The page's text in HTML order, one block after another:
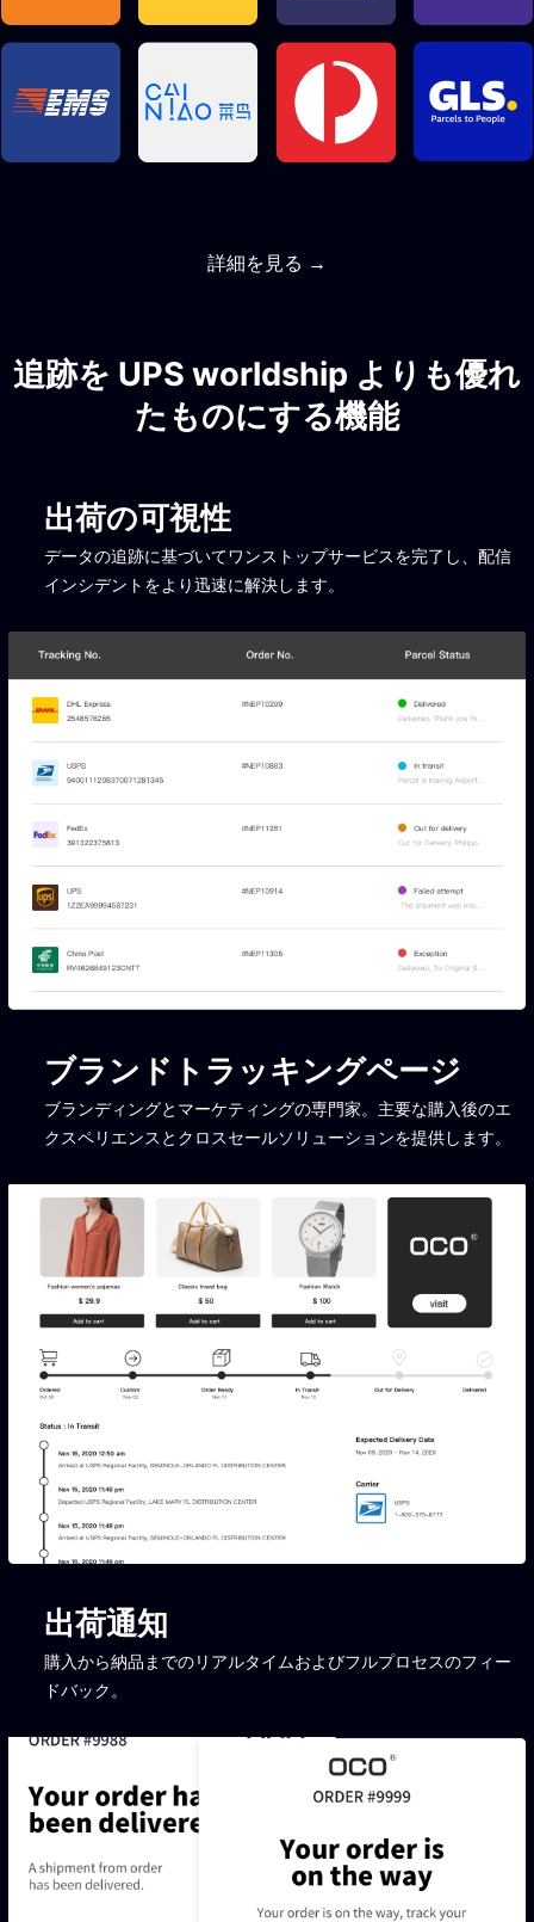
詳細を見る →
追跡を UPS worldship よりも優れ
たものにする機能
出荷の可視性
データの追跡に基づいてワンストップサービスを完了し、配信
インシデントをより迅速に解決します。
ブランドトラッキングページ
ブランディングとマーケティングの専門家。主要な購入後のエ
クスペリエンスとクロスセールソリューションを提供します。
出荷通知
購入から納品までのリアルタイムおよびフルプロセスのフィー
ドバック。